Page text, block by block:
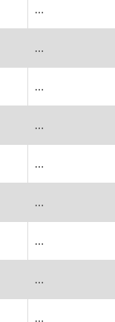
...
...
...
...
...
...
...
...
...